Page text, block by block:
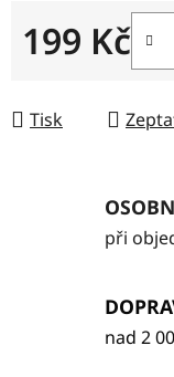
199 Kč
Tisk
při
nad 2